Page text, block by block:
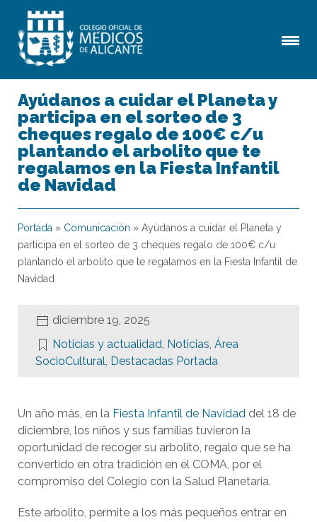
Ayúdanos a cuidar el Planeta y
participa en el sorteo de 3
cheques regalo de 100€ c/u
plantando el arbolito que te
regalamos en la Fiesta Infantil
de Navidad
Portada » Comunicación » Ayúdanos a cuidar el Planeta y
participa en el sorteo de 3 cheques regalo de 100€ c/u
plantando el arbolito que te regalamos en la Fiesta Infantil de
Navidad
diciembre 19, 2025
Noticias y actualidad, Noticias, Área
SocioCultural, Destacadas Portada
Un año más, en la Fiesta Infantil de Navidad del 18 de
diciembre, los niños y sus familias tuvieron la
oportunidad de recoger su arbolito, regalo que se ha
convertido en otra tradición en el COMA, por el
compromiso del Colegio con la Salud Planetaria.
Este arbolito, permite a los más pequeños entrar en